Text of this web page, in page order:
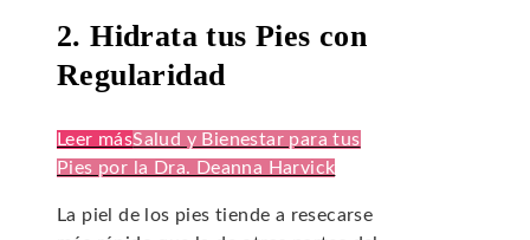
2. Hidrata tus Pies con
Regularidad
Leer másSalud y Bienestar para tus
Pies por la Dra. Deanna Harvick
La piel de los pies tiende a resecarse